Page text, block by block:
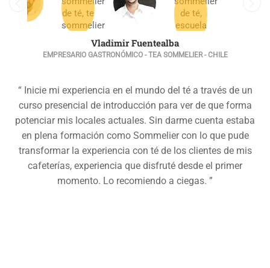
Vladimir Fuentealba
EMPRESARIO GASTRONÓMICO - TEA SOMMELIER - CHILE
“ Inicie mi experiencia en el mundo del té a través de un
curso presencial de introducción para ver de que forma
potenciar mis locales actuales. Sin darme cuenta estaba
en plena formación como Sommelier con lo que pude
transformar la experiencia con té de los clientes de mis
cafeterías, experiencia que disfruté desde el primer
momento. Lo recomiendo a ciegas. ”